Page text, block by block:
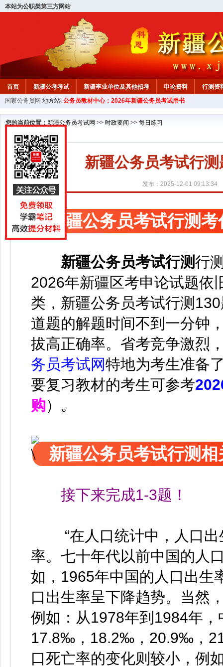
本站为公职类第三方网站
首页 新疆公考考试 新疆事业单位及其他招考 申论资料 行测资
新疆公务员行测试题 在线咨询 教材中心
国家公务员网 地方站: 公务员教材中心：2026年新疆公务员考试用书
您的当前位置： 新疆公务员考试网 >> 时政要闻 >> 每日练习
新疆公务员考试行
发布：2025-12-01 09:13:34
新疆公务员考试行测考
新疆公务员考试行测行
2026年新疆区考申论试题依
类 ，新疆公务员考试行测
道题的解题时间不到一分钟
拔高正确率。 省考竞争激烈
务员考试网特地为考生准备
要复习教材的考生可参考
购）。
新疆公务员考试行测
接下来完成1-3题！
“在人口统计中，人口出
率。七十年代以前中国的人
如，1965年中国的人口出
口出生率呈下降趋势。当然
例如：从1978年到1984年
17.8‰，18.2‰，20.9‰，
口死亡率的变化则较小，例